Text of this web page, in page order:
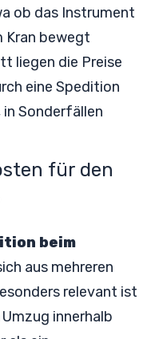
ob das Instrument
Kran bewegt
liegen die Preise
eine Spedition
in Sonderfällen
für den
beim
aus mehreren
relevant ist
Umzug innerhalb